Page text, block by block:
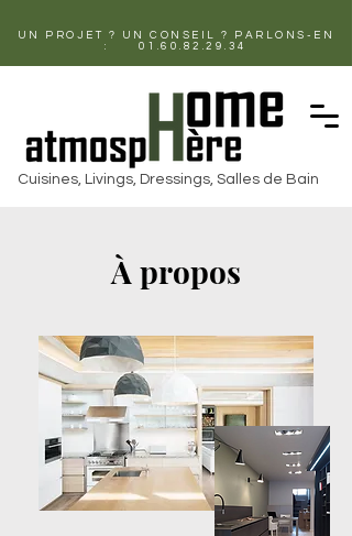
UN PROJET ? UN CONSEIL ? PARLONS-EN
: 01.60.82.29.34
Cuisines, Livings, Dressings, Salles de Bain
À propos